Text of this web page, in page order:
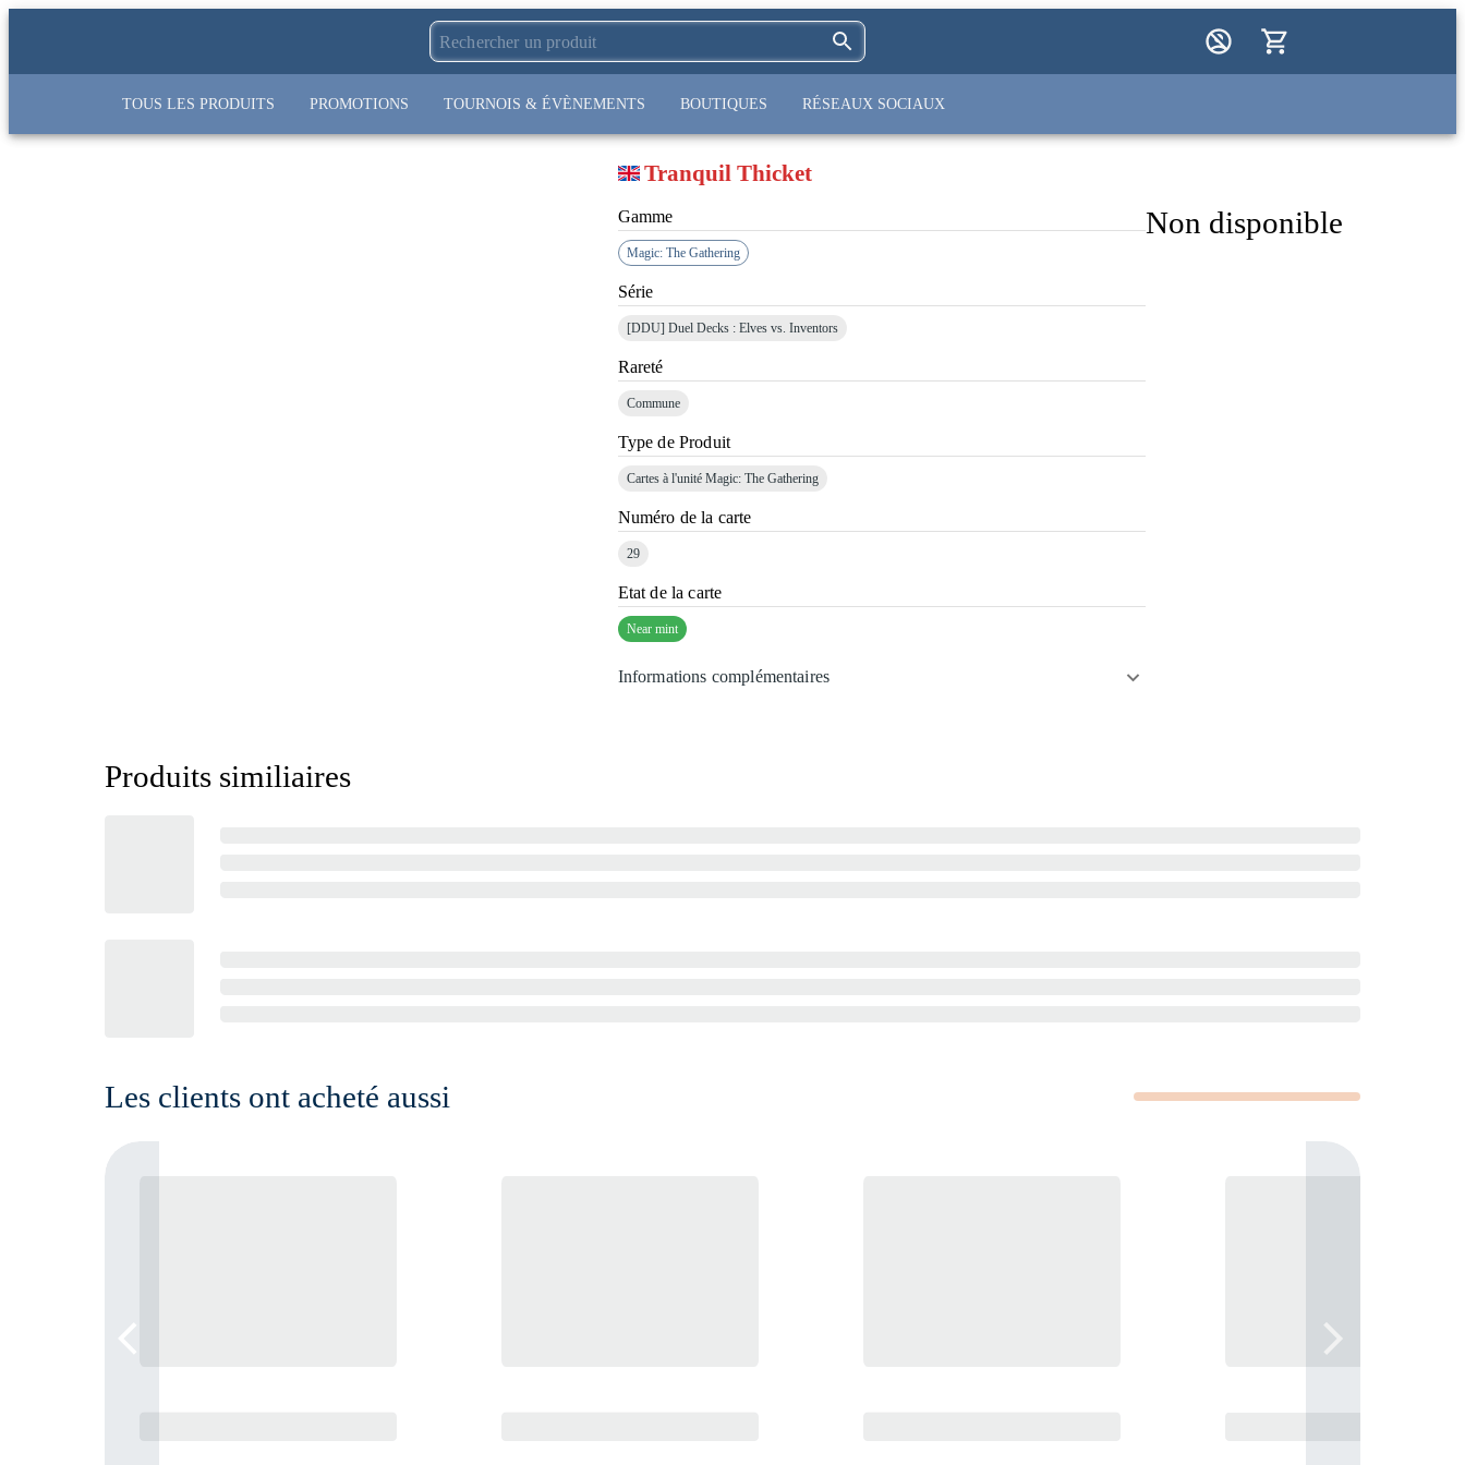
TOUS LES PRODUITS PROMOTIONS TOURNOIS & ÉVÈNEMENTS BOUTIQUES RÉSEAUX SOCIAUX
Tranquil Thicket
Gamme
Magic: The Gathering
Série
[DDU] Duel Decks : Elves vs. Inventors
Rareté
Commune
Type de Produit
Cartes à l'unité Magic: The Gathering
Numéro de la carte
29
Etat de la carte
Near mint
Informations complémentaires
Non disponible
Produits similiaires
Les clients ont acheté aussi